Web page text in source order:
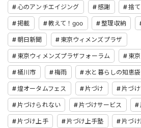
心のアンチエイジング 感謝 捨
掲載 教えて！goo 整理収納
朝日新聞 東京ウィメンズプラザ
東京ウィメンズプラザフォーラム 東
桶川市 梅雨 水と暮らしの知恵袋
煌オータムフェス 片づけ 片づ
片づけられない 片づけサービス
片づけ上手 片づけ上手塾 片づ